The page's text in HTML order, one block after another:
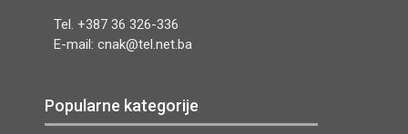
Tel. +387 36 326-336
E-mail: cnak@tel.net.ba
Popularne kategorije